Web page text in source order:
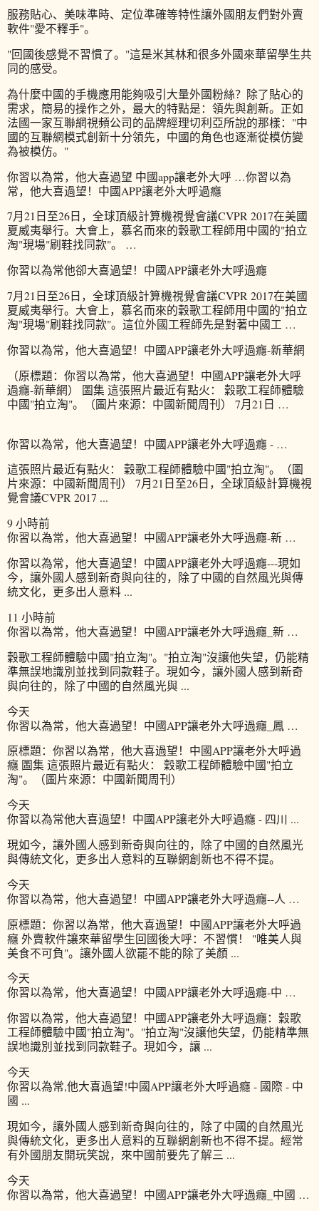
服務貼心、美味準時、定位準確等特性讓外國朋友們對外賣
軟件"愛不釋手"。
"回國後感覺不習慣了。"這是米其林和很多外國來華留學生共
同的感受。
為什麼中國的手機應用能夠吸引大量外國粉絲？除了貼心的
需求，簡易的操作之外，最大的特點是：領先與創新。正如
法國一家互聯網視頻公司的品牌經理切利亞所說的那樣："中
國的互聯網模式創新十分領先，中國的角色也逐漸從模仿變
為被模仿。"
你習以為常，他大喜過望 中國app讓老外大呼 …你習以為
常，他大喜過望！中國APP讓老外大呼過癮
7月21日至26日，全球頂級計算機視覺會議CVPR 2017在美國
夏威夷舉行。大會上，慕名而來的穀歌工程師用中國的"拍立
淘"現場"刷鞋找同款"。 …
你習以為常他卻大喜過望！中國APP讓老外大呼過癮
7月21日至26日，全球頂級計算機視覺會議CVPR 2017在美國
夏威夷舉行。大會上，慕名而來的穀歌工程師用中國的"拍立
淘"現場"刷鞋找同款"。這位外國工程師先是對著中國工 …
你習以為常，他大喜過望！中國APP讓老外大呼過癮-新華網
（原標題：你習以為常，他大喜過望！中國APP讓老外大呼
過癮-新華網） 圖集 這張照片最近有點火： 穀歌工程師體驗
中國"拍立淘"。（圖片來源：中國新聞周刊） 7月21日 …
你習以為常，他大喜過望！中國APP讓老外大呼過癮 - …
這張照片最近有點火： 穀歌工程師體驗中國"拍立淘"。（圖
片來源：中國新聞周刊） 7月21日至26日，全球頂級計算機視
覺會議CVPR 2017 ...
9 小時前
你習以為常，他大喜過望！中國APP讓老外大呼過癮-新 …
你習以為常，他大喜過望！中國APP讓老外大呼過癮---現如
今，讓外國人感到新奇與向往的，除了中國的自然風光與傳
統文化，更多出人意料 ...
11 小時前
你習以為常，他大喜過望！中國APP讓老外大呼過癮_新 …
穀歌工程師體驗中國"拍立淘"。"拍立淘"沒讓他失望，仍能精
準無誤地識別並找到同款鞋子。現如今，讓外國人感到新奇
與向往的，除了中國的自然風光與 ...
今天
你習以為常，他大喜過望！中國APP讓老外大呼過癮_鳳 …
原標題：你習以為常，他大喜過望！中國APP讓老外大呼過
癮 圖集 這張照片最近有點火： 穀歌工程師體驗中國"拍立
淘"。（圖片來源：中國新聞周刊）
今天
你習以為常他大喜過望！中國APP讓老外大呼過癮 - 四川 ...
現如今，讓外國人感到新奇與向往的，除了中國的自然風光
與傳統文化，更多出人意料的互聯網創新也不得不提。
今天
你習以為常，他大喜過望！中國APP讓老外大呼過癮--人 …
原標題：你習以為常，他大喜過望！中國APP讓老外大呼過
癮 外賣軟件讓來華留學生回國後大呼：不習慣！ "唯美人與
美食不可負"。讓外國人欲罷不能的除了美顏 ...
今天
你習以為常，他大喜過望！中國APP讓老外大呼過癮-中 …
你習以為常，他大喜過望！中國APP讓老外大呼過癮：穀歌
工程師體驗中國"拍立淘"。"拍立淘"沒讓他失望，仍能精準無
誤地識別並找到同款鞋子。現如今，讓 ...
今天
你習以為常,他大喜過望!中國APP讓老外大呼過癮 - 國際 - 中
國 ...
現如今，讓外國人感到新奇與向往的，除了中國的自然風光
與傳統文化，更多出人意料的互聯網創新也不得不提。經常
有外國朋友開玩笑說，來中國前要先了解三 ...
今天
你習以為常，他大喜過望！中國APP讓老外大呼過癮_中國 …